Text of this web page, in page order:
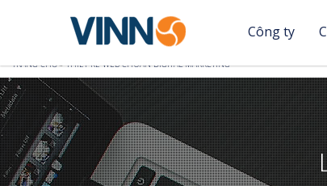
đến
nội
dung
Công ty
Bạn
đang
ở
đây
TRANG CHỦ » THIẾT KẾ WEB CHUẨN DIGITAL MARKETING